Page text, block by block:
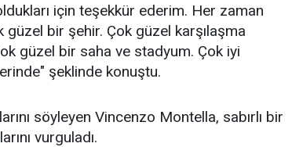
için teşekkür ederim. Her zaman
bir şehir. Çok güzel karşılaşma
güzel bir saha ve stadyum. Çok iyi
şeklinde konuştu.
söyleyen Vincenzo Montella, sabırlı bir
vurguladı.